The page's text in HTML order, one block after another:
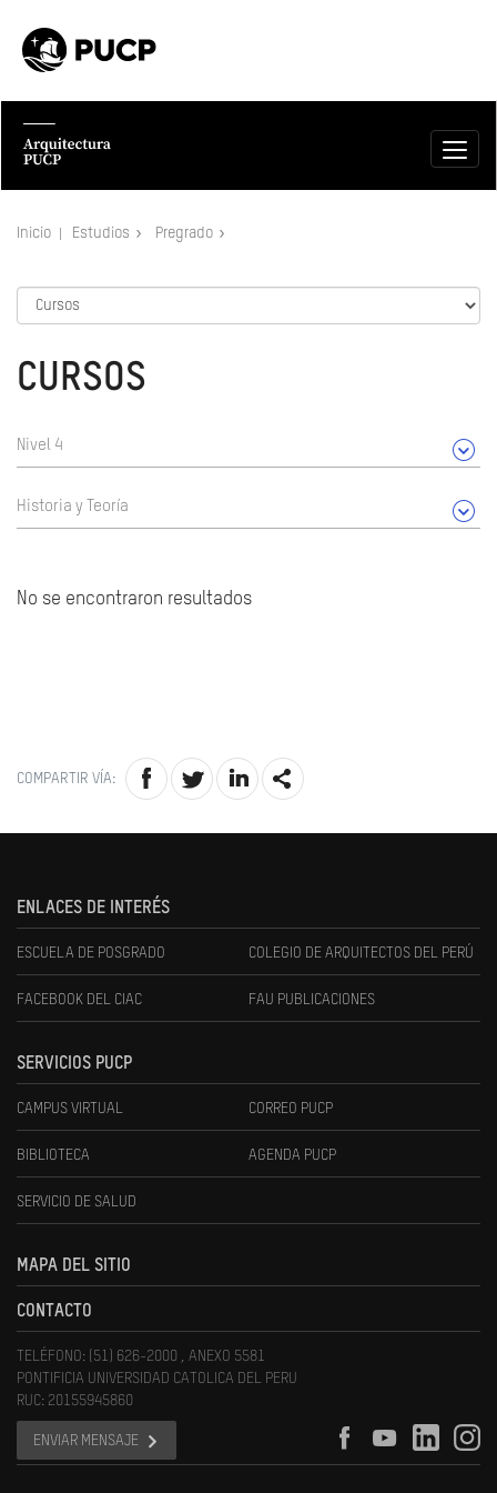
Inicio Estudios Pregrado
CURSOS
Nivel 4
Historia y Teoría
No se encontraron resultados
COMPARTIR VÍA:
ENLACES DE INTERÉS
ESCUELA DE POSGRADO COLEGIO DE ARQUITECTOS DEL PERÚ
FACEBOOK DEL CIAC FAU PUBLICACIONES
SERVICIOS PUCP
CAMPUS VIRTUAL CORREO PUCP
BIBLIOTECA AGENDA PUCP
SERVICIO DE SALUD
MAPA DEL SITIO
CONTACTO
TELÉFONO: (51) 626-2000 , ANEXO 5581
PONTIFICIA UNIVERSIDAD CATOLICA DEL PERU
RUC: 20155945860
ENVIAR MENSAJE